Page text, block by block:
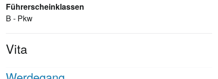
Führerscheinklassen
B - Pkw
Vita